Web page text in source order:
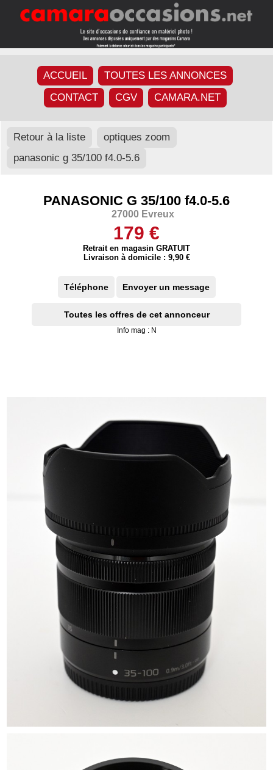
ACCUEIL
TOUTES LES ANNONCES
CONTACT
CGV CAMARA.NET
Retour à la liste
optiques zoom
panasonic g 35/100 f4.0-5.6
PANASONIC G 35/100 f4.0-5.6
27000 Evreux
179 €
Retrait en magasin GRATUIT
Livraison à domicile : 9,90 €
Téléphone Envoyer un message
Toutes les offres de cet annonceur
Info mag : N